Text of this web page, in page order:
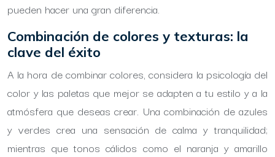
pueden hacer una gran diferencia.
Combinación de colores y texturas: la
clave del éxito
A la hora de combinar colores, considera la psicología del
color y las paletas que mejor se adapten a tu estilo y a la
atmósfera que deseas crear. Una combinación de azules
y verdes crea una sensación de calma y tranquilidad;
mientras que tonos cálidos como el naranja y amarillo